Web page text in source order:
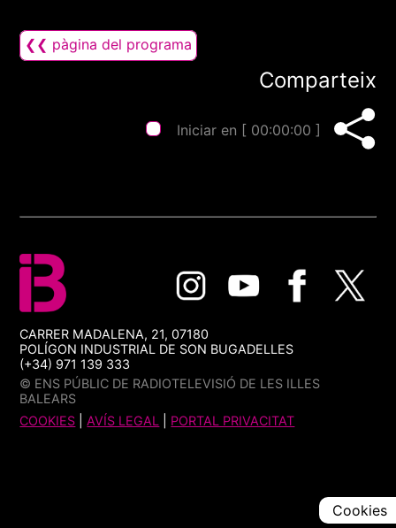
❮❮ pàgina del programa
Comparteix
Iniciar en [ 00:00:00 ]
CARRER MADALENA, 21, 07180
POLÍGON INDUSTRIAL DE SON BUGADELLES
(+34) 971 139 333
© ENS PÚBLIC DE RADIOTELEVISIÓ DE LES ILLES
BALEARS
COOKIES |AVÍS LEGAL PORTAL PRIVACITAT
Cookies